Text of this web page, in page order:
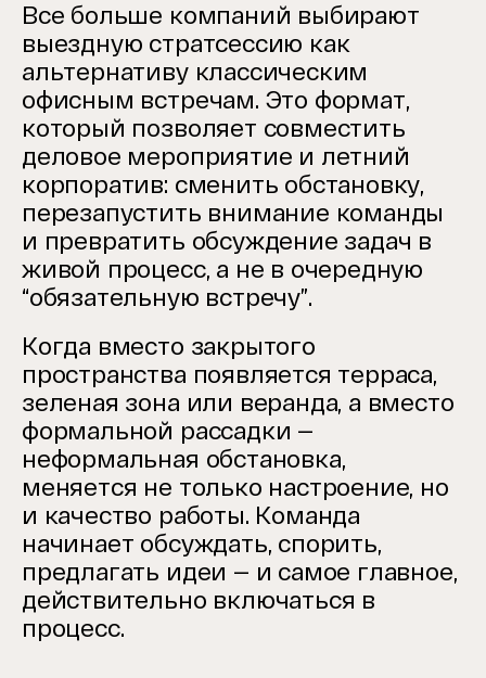
Все больше компаний выбирают
выездную стратсессию как
альтернативу классическим
офисным встречам. Это формат,
который позволяет совместить
деловое мероприятие и летний
корпоратив: сменить обстановку,
перезапустить внимание команды
и превратить обсуждение задач в
живой процесс, а не в очередную
“обязательную встречу”.
Когда вместо закрытого
пространства появляется терраса,
зеленая зона или веранда, а вместо
формальной рассадки —
неформальная обстановка,
меняется не только настроение, но
и качество работы. Команда
начинает обсуждать, спорить,
предлагать идеи — и самое главное,
действительно включаться в
процесс.